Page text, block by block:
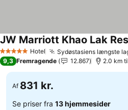
5 Stjerner Hotel Sydøstasiens længste
JW Marriott Khao Lak
9,3 Fremragende 12.867 2.0 km
Af 831 kr.
Se priser fra 13 hjemmesider